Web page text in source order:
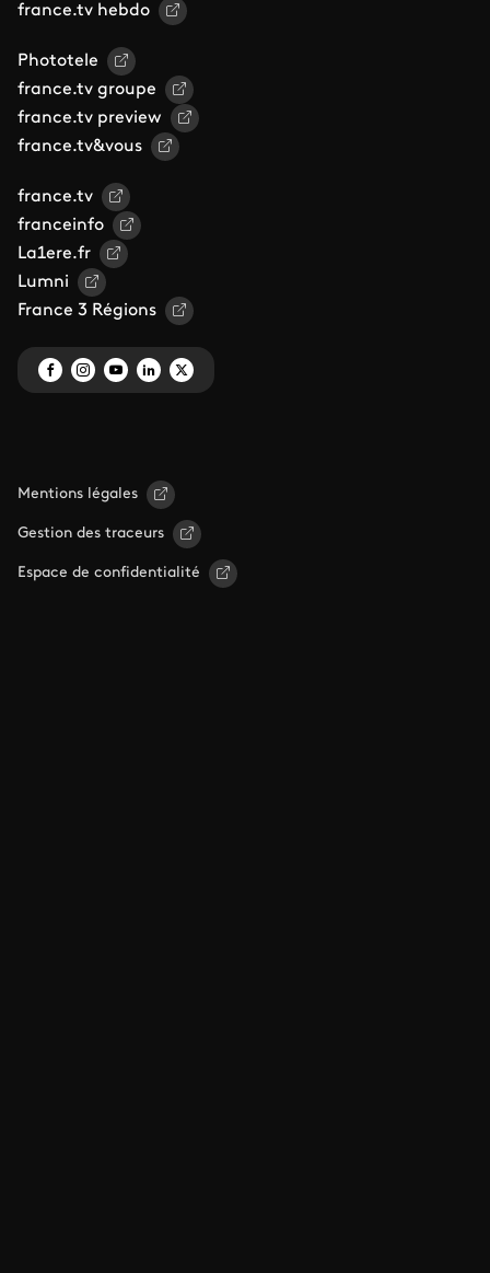
france.tv hebdo
Phototele
france.tv groupe
france.tv preview
france.tv&vous
france.tv
franceinfo
La1ere.fr
Lumni
France 3 Régions
Mentions légales
Gestion des traceurs
Espace de confidentialité